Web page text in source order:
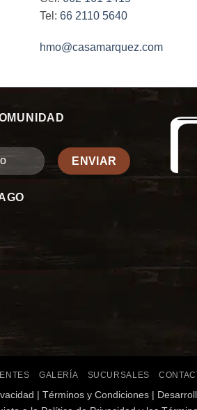
la
de
Tel: 66 2110 5640
hmo@casamarquez.com
GALERÍA SUCURSALES
| Términos y Condiciones|